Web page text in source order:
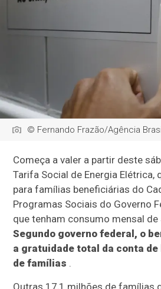
© Fernando Frazão/Agência
Começa a valer a partir deste
Tarifa Social de Energia Elétrica,
para famílias beneficiárias do
Programas Sociais do Governo
que tenham consumo mensal de
Segundo governo federal, o
a gratuidade total da conta de
de famílias .